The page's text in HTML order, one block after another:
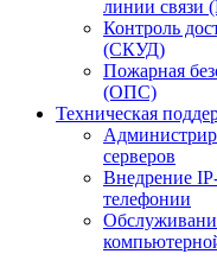
линии
Контроль
(СКУД)
Пожарная
(ОПС)
Техническая
серверов
Внедрение
телефонии